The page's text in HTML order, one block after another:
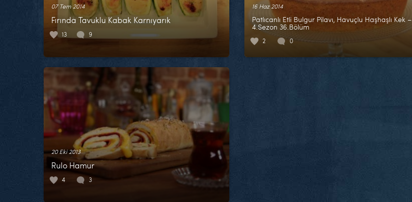
07 Tem 2014
Fırında Tavuklu Kabak Karnıyarık
13 9
16 Haz 2014
Patlıcanlı Etli Bulgur Pilavı, Havuçlu Haşhaşlı Kek –
4.Sezon 36.Bölüm
2 0
20 Eki 2013
Rulo Hamur
4 3